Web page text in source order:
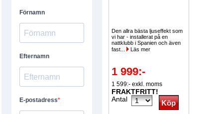
Den allra bästa ljuseffekt som
vi har - installerat på en
nattklubb i Spanien och även
fast...
Läs mer
1 999:-
1 599:- exkl. moms
FRAKTFRITT!
Antal